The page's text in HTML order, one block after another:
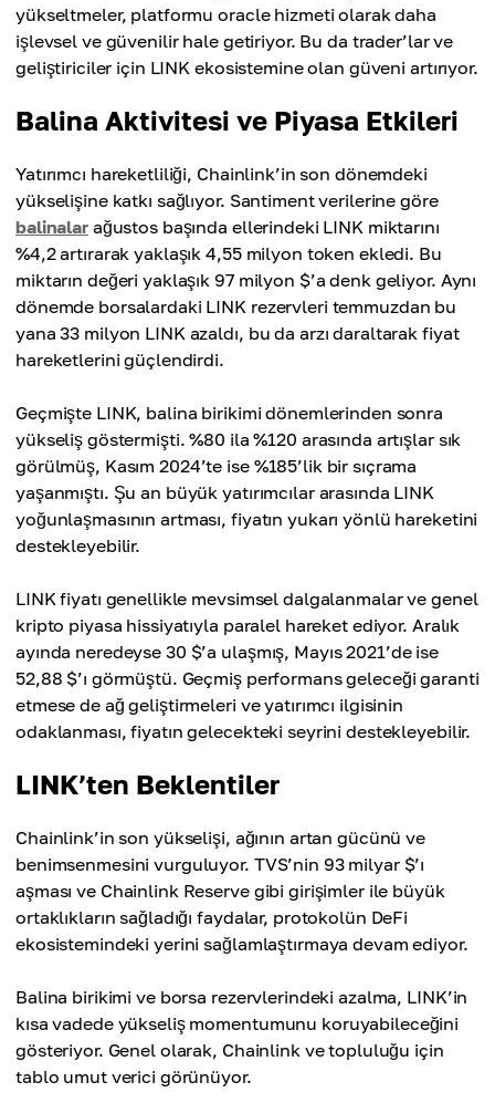
yükseltmeler, platformu oracle hizmeti olarak daha
işlevsel ve güvenilir hale getiriyor. Bu da trader’lar ve
geliştiriciler için LINK ekosistemine olan güveni artırıyor.
Balina Aktivitesi ve Piyasa Etkileri
Yatırımcı hareketliliği, Chainlink’in son dönemdeki
yükselişine katkı sağlıyor. Santiment verilerine göre
balinalarağustos başında ellerindeki LINK miktarını
%4,2 artırarak yaklaşık 4,55 milyon token ekledi. Bu
miktarın değeri yaklaşık 97 milyon $’a denk geliyor. Aynı
dönemde borsalardaki LINK rezervleri temmuzdan bu
yana 33 milyon LINK azaldı, bu da arzı daraltarak fiyat
hareketlerini güçlendirdi.
Geçmişte LINK, balina birikimi dönemlerinden sonra
yükseliş göstermişti. %80 ila %120 arasında artışlar sık
görülmüş, Kasım 2024’te ise %185’lik bir sıçrama
yaşanmıştı. Şu an büyük yatırımcılar arasında LINK
yoğunlaşmasının artması, fiyatın yukarı yönlü hareketini
destekleyebilir.
LINK fiyatı genellikle mevsimsel dalgalanmalar ve genel
kripto piyasa hissiyatıyla paralel hareket ediyor. Aralık
ayında neredeyse 30 $’a ulaşmış, Mayıs 2021’de ise
52,88 $’ı görmüştü. Geçmiş performans geleceği garanti
etmese de ağ geliştirmeleri ve yatırımcı ilgisinin
odaklanması, fiyatın gelecekteki seyrini destekleyebilir.
LINK’ten Beklentiler
Chainlink’in son yükselişi, ağının artan gücünü ve
benimsenmesini vurguluyor. TVS’nin 93 milyar $’ı
aşması ve Chainlink Reserve gibi girişimler ile büyük
ortaklıkların sağladığı faydalar, protokolün DeFi
ekosistemindeki yerini sağlamlaştırmaya devam ediyor.
Balina birikimi ve borsa rezervlerindeki azalma, LINK’in
kısa vadede yükseliş momentumunu koruyabileceğini
gösteriyor. Genel olarak, Chainlink ve topluluğu için
tablo umut verici görünüyor.